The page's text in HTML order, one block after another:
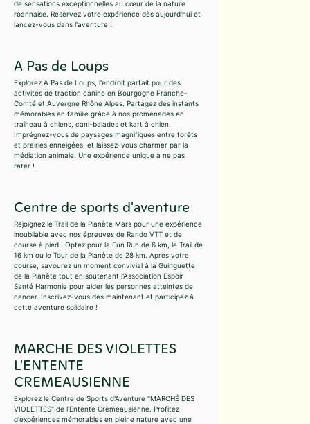
de sensations exceptionnelles au cœur de la nature
roannaise. Réservez votre expérience dès aujourd'hui et
lancez-vous dans l'aventure !
A Pas de Loups
Explorez A Pas de Loups, l'endroit parfait pour des
activités de traction canine en Bourgogne Franche-
Comté et Auvergne Rhône Alpes. Partagez des instants
mémorables en famille grâce à nos promenades en
traîneau à chiens, cani-balades et kart à chien.
Imprégnez-vous de paysages magnifiques entre forêts
et prairies enneigées, et laissez-vous charmer par la
médiation animale. Une expérience unique à ne pas
rater !
Centre de sports d'aventure
Rejoignez le Trail de la Planète Mars pour une expérience
inoubliable avec nos épreuves de Rando VTT et de
course à pied ! Optez pour la Fun Run de 6 km, le Trail de
16 km ou le Tour de la Planète de 28 km. Après votre
course, savourez un moment convivial à la Guinguette
de la Planète tout en soutenant l'Association Espoir
Santé Harmonie pour aider les personnes atteintes de
cancer. Inscrivez-vous dès maintenant et participez à
cette aventure solidaire !
MARCHE DES VIOLETTES
L'ENTENTE
CREMEAUSIENNE
Explorez le Centre de Sports d'Aventure "MARCHÉ DES
VIOLETTES" de l'Entente Crèmeausienne. Profitez
d'expériences mémorables en pleine nature avec une